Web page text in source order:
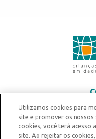
Prédio Adm. PUCPR - Rua
Prado Velho, Curitiba - PR
Utilizamos cookies para
site e promover os
cookies, você terá acesso
site. Ao rejeitar os